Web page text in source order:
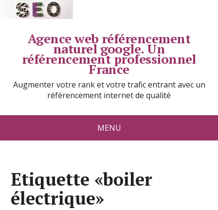
Agence web référencement
naturel google. Un
référencement professionnel
France
Augmenter votre rank et votre trafic entrant avec un
référencement internet de qualité
MENU
Etiquette «boiler
électrique»